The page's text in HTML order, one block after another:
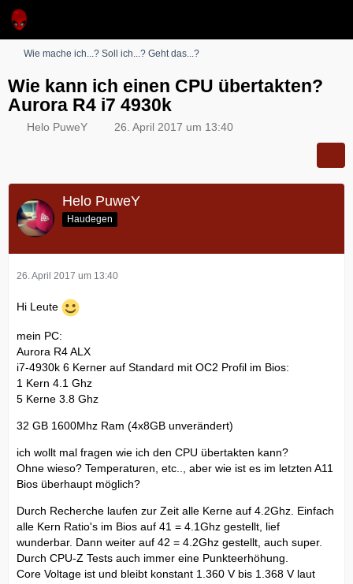
Wie mache ich...? Soll ich...? Geht das...?
Wie kann ich einen CPU übertakten?
Aurora R4 i7 4930k
Helo PuweY 26. April 2017 um 13:40
Helo PuweY
Haudegen
26. April 2017 um 13:40
Hi Leute
mein PC:
Aurora R4 ALX
i7-4930k 6 Kerner auf Standard mit OC2 Profil im Bios:
1 Kern 4.1 Ghz
5 Kerne 3.8 Ghz
32 GB 1600Mhz Ram (4x8GB unverändert)
ich wollt mal fragen wie ich den CPU übertakten kann?
Ohne wieso? Temperaturen, etc.., aber wie ist es im letzten A11
Bios überhaupt möglich?
Durch Recherche laufen zur Zeit alle Kerne auf 4.2Ghz. Einfach
alle Kern Ratio's im Bios auf 41 = 4.1Ghz gestellt, lief
wunderbar. Dann weiter auf 42 = 4.2Ghz gestellt, auch super.
Durch CPU-Z Tests auch immer eine Punkteerhöhung.
Core Voltage ist und bleibt konstant 1.360 V bis 1.368 V laut